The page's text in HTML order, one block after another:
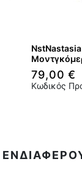
79,00 €
Κωδικός